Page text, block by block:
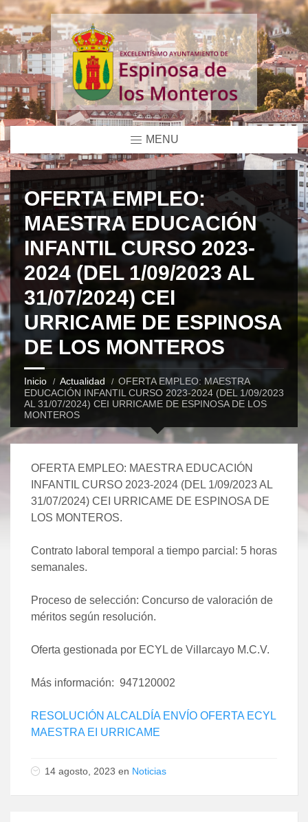
MENU
OFERTA EMPLEO:
MAESTRA EDUCACIÓN
INFANTIL CURSO 2023-
2024 (DEL 1/09/2023 AL
31/07/2024) CEI
URRICAME DE ESPINOSA
DE LOS MONTEROS
Inicio Actualidad
OFERTA EMPLEO: MAESTRA
EDUCACIÓN INFANTIL CURSO 2023-2024 (DEL 1/09/2023
AL 31/07/2024) CEI URRICAME DE ESPINOSA DE LOS
MONTEROS
OFERTA EMPLEO: MAESTRA EDUCACIÓN
INFANTIL CURSO 2023-2024 (DEL 1/09/2023 AL
31/07/2024) CEI URRICAME DE ESPINOSA DE
LOS MONTEROS.
Contrato laboral temporal a tiempo parcial: 5 horas
semanales.
Proceso de selección: Concurso de valoración de
méritos según resolución.
Oferta gestionada por ECYL de Villarcayo M.C.V.
Más información: 947120002
RESOLUCIÓN ALCALDÍA ENVÍO OFERTA ECYL
MAESTRA EI URRICAME
14 agosto, 2023 en Noticias